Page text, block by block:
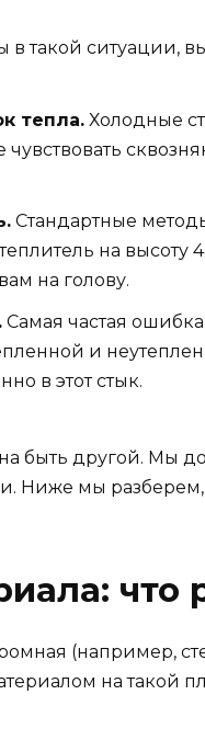
в такой ситуации,
тепла. Холодные
Стандартные
на высоту
на голову.
Самая частая ошибка
и
в этот стык.
быть другой. Мы
Ниже мы разберем,
что
(например,
на такой